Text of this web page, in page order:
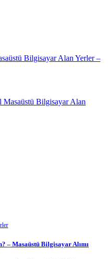
Bilgisayar Alan Yerler –
Masaüstü Bilgisayar Alan
– Masaüstü Bilgisayar Alımı